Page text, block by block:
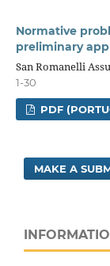
Normative
preliminary
San Romanelli
1-30
PDF
MAKE A